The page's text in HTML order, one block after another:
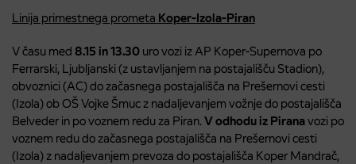
Linija primestnega prometa Koper-Izola-Piran
V času med 8.15 in 13.30 uro vozi iz AP Koper-Supernova po
Ferrarski, Ljubljanski (z ustavljanjem na postajališču Stadion),
obvoznici (AC) do začasnega postajališča na Prešernovi cesti
(Izola) ob OŠ Vojke Šmuc z nadaljevanjem vožnje do postajališča
Belveder in po voznem redu za Piran.V odhodu iz Piranavozi po
voznem redu do začasnega postajališča na Prešernovi cesti
(Izola) z nadaljevanjem prevoza do postajališča Koper Mandrač,